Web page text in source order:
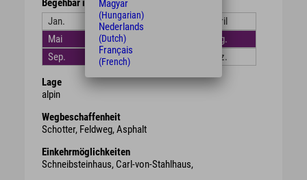
Begehbar in den Monaten
Jan.
Feb.
April
Mai
Juni
Aug.
Sep.
Okt. Dez.
Lage
alpin
Wegbeschaffenheit
Schotter, Feldweg, Asphalt
Einkehrmöglichkeiten
Schneibsteinhaus, Carl-von-Stahlhaus,
Magyar
(Hungarian)
Nederlands
(Dutch)
Français
(French)